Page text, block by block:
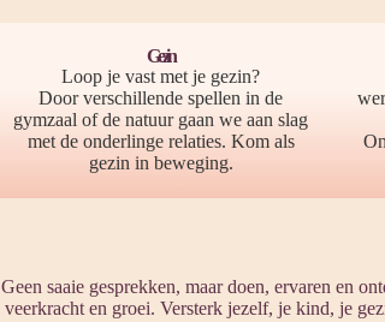
Gezin
Loop je vast met je gezin?
Door verschillende spellen in de
gymzaal of de natuur gaan we aan slag
met de onderlinge relaties. Kom als
gezin in beweging.
Geen saaie gesprekken, maar doen, ervaren en
veerkracht en groei. Versterk jezelf, je kind, je